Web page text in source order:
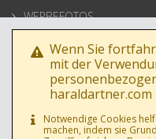
WERBEFOTOS
HOCHZEIT
PRESSE
Wenn Sie
mit der
haraldartner.com
Notwendige Cookies
machen, indem sie